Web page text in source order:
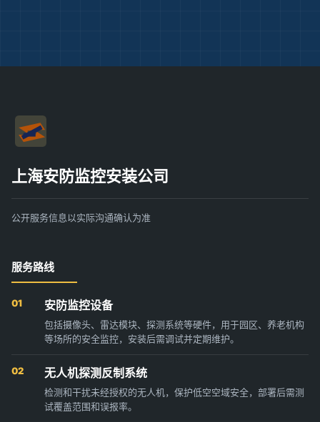
上海安防监控安装公司
公开服务信息以实际沟通确认为准
服务路线
01 安防监控设备
包括摄像头、雷达模块、探测系统等硬件，用于园区、养老机构
等场所的安全监控，安装后需调试并定期维护。
02 无人机探测反制系统
检测和干扰未经授权的无人机，保护低空空域安全，部署后需测
试覆盖范围和误报率。